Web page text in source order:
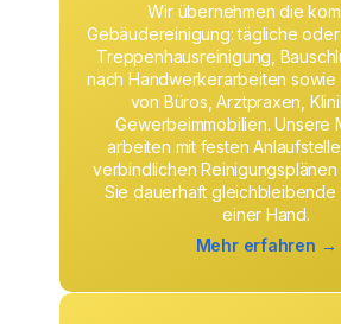
Wir übernehmen die
Gebäudereinigung: tägliche
Treppenhausreinigung,
nach Handwerkerarbeiten sowie
von Büros, Arztpraxen,
Gewerbeimmobilien. Unsere
arbeiten mit festen
verbindlichen Reinigungsplänen
Sie dauerhaft gleichbleibende
einer Hand.
Mehr erfahren →